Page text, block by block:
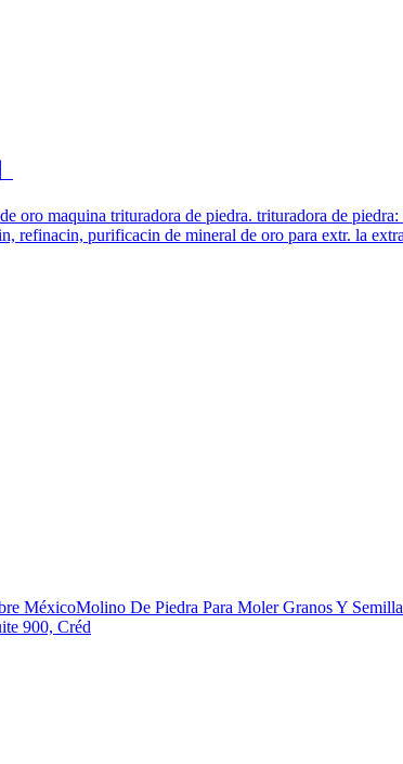
oro maquina trituradora de piedra. trituradora de
refinacin, purificacin de mineral de oro para extr. la
MéxicoMolino De Piedra Para Moler Granos Y
900, Créd